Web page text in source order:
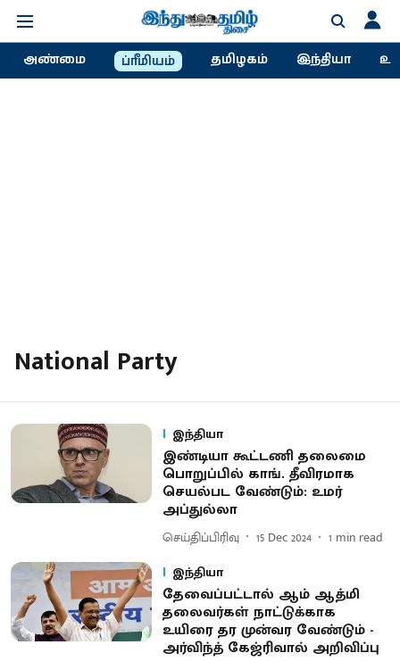
அண்மை ப்ரீமியம் தமிழகம் இந்தியா
National Party
இந்தியா
இண்டியா கூட்டணி தலைமை
பொறுப்பில் காங். தீவிரமாக
செயல்பட வேண்டும்: உமர்
அப்துல்லா
செய்திப்பிரிவு 15 Dec 2024 1 min read
இந்தியா
தேவைப்பட்டால் ஆம் ஆத்மி
தலைவர்கள் நாட்டுக்காக
உயிரை தர முன்வர வேண்டும் -
அர்விந்த் கேஜ்ரிவால் அறிவிப்பு